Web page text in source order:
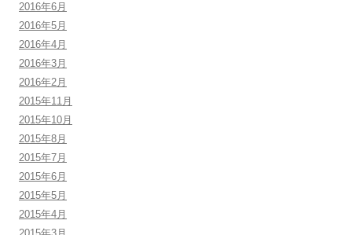
2016年6月
2016年5月
2016年4月
2016年3月
2016年2月
2015年11月
2015年10月
2015年8月
2015年7月
2015年6月
2015年5月
2015年4月